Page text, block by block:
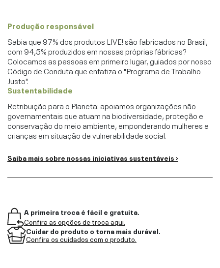
Produção responsável
Sabia que 97% dos produtos LIVE! são fabricados no Brasil,
com 94,5% produzidos em nossas próprias fábricas?
Colocamos as pessoas em primeiro lugar, guiados por nosso
Código de Conduta que enfatiza o "Programa de Trabalho
Justo".
Sustentabilidade
Retribuição para o Planeta: apoiamos organizações não
governamentais que atuam na biodiversidade, proteção e
conservação do meio ambiente, emponderando mulheres e
crianças em situação de vulnerabilidade social.
Saiba mais sobre nossas iniciativas sustentáveis ›
A primeira troca é fácil e gratuita.
Confira as opções de troca aqui.
Cuidar do produto o torna mais durável.
Confira os cuidados com o produto.